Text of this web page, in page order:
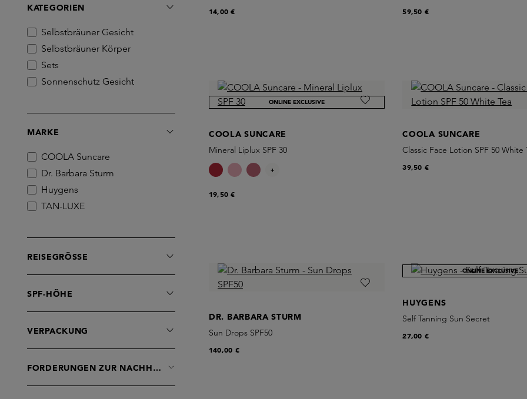
KATEGORIEN
Selbstbräuner Gesicht
Selbstbräuner Körper
Sets
Sonnenschutz Gesicht
MARKE
COOLA Suncare
Dr. Barbara Sturm
Huygens
TAN-LUXE
REISEGRÖSSE
SPF-HÖHE
VERPACKUNG
FORDERUNGEN ZUR NACHHALTIGKEIT
14,00 € 59,50 €
ONLINE EXCLUSIVE
COOLA SUNCARE
Mineral Liplux SPF 30
19,50 €
+
COOLA SUNCARE
Classic Face Lotion SPF 50 White
39,50 €
DR. BARBARA STURM
Sun Drops SPF50
140,00 €
ONLINE EXCLUSIVE
HUYGENS
Self Tanning Sun Secret
27,00 €